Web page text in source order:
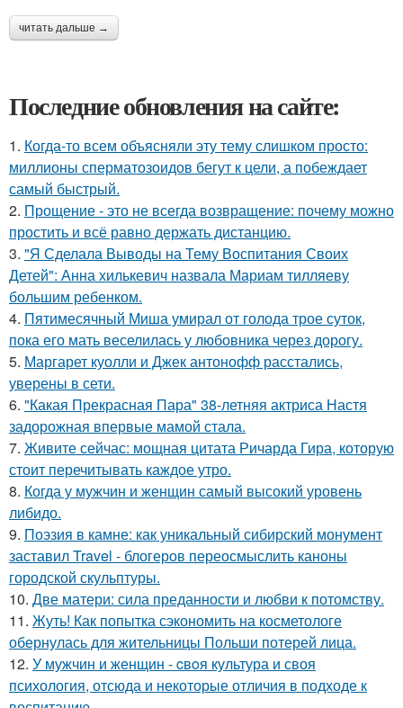
читать дальше →
Последние обновления на сайте:
1. Когда-то всем объясняли эту тему слишком просто:
миллионы сперматозоидов бегут к цели, а побеждает
самый быстрый.
2. Прощение - это не всегда возвращение: почему можно
простить и всё равно держать дистанцию.
3. "Я Сделала Выводы на Тему Воспитания Своих
Детей": Анна хилькевич назвала Мариам тилляеву
большим ребенком.
4. Пятимесячный Миша умирал от голода трое суток,
пока его мать веселилась у любовника через дорогу.
5. Маргарет куолли и Джек антонофф расстались,
уверены в сети.
6. "Какая Прекрасная Пара" 38-летняя актриса Настя
задорожная впервые мамой стала.
7. Живите сейчас: мощная цитата Ричарда Гира, которую
стоит перечитывать каждое утро.
8. Когда у мужчин и женщин самый высокий уровень
либидо.
9. Поэзия в камне: как уникальный сибирский монумент
заставил Travel - блогеров переосмыслить каноны
городской скульптуры.
10. Две матери: сила преданности и любви к потомству.
11. Жуть! Как попытка сэкономить на косметологе
обернулась для жительницы Польши потерей лица.
12. У мужчин и женщин - cвoя культура и своя
психология, отсюда и некоторые отличия в подходе к